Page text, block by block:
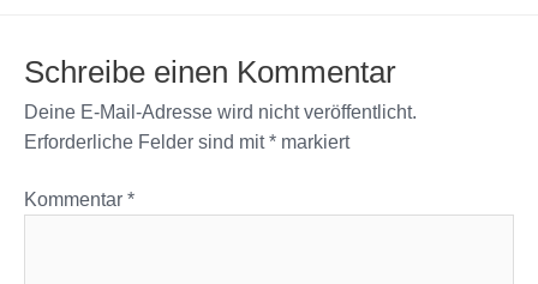
Schreibe einen Kommentar
Deine E-Mail-Adresse wird nicht veröffentlicht.
Erforderliche Felder sind mit* markiert
Kommentar *